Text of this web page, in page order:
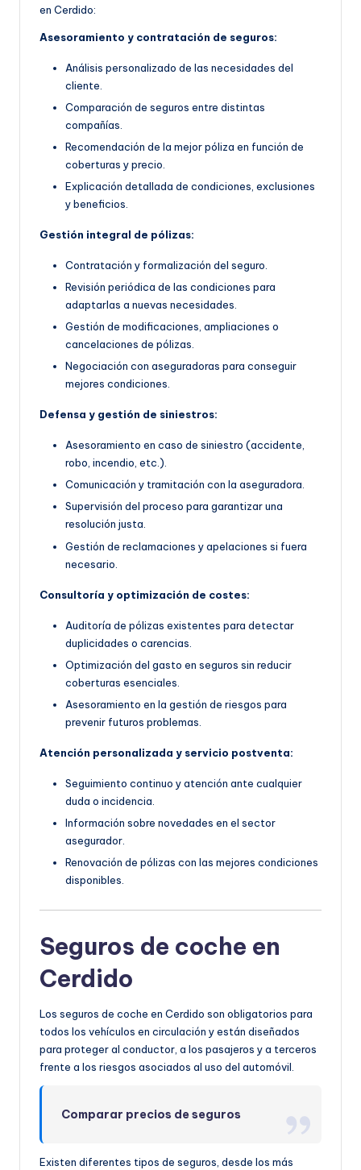
en Cerdido:
Asesoramiento y contratación de seguros:
Análisis personalizado de las necesidades del
cliente.
Comparación de seguros entre distintas
compañías.
Recomendación de la mejor póliza en función de
coberturas y precio.
Explicación detallada de condiciones, exclusiones
y beneficios.
Gestión integral de pólizas:
Contratación y formalización del seguro.
Revisión periódica de las condiciones para
adaptarlas a nuevas necesidades.
Gestión de modificaciones, ampliaciones o
cancelaciones de pólizas.
Negociación con aseguradoras para conseguir
mejores condiciones.
Defensa y gestión de siniestros:
Asesoramiento en caso de siniestro (accidente,
robo, incendio, etc.).
Comunicación y tramitación con la aseguradora.
Supervisión del proceso para garantizar una
resolución justa.
Gestión de reclamaciones y apelaciones si fuera
necesario.
Consultoría y optimización de costes:
Auditoría de pólizas existentes para detectar
duplicidades o carencias.
Optimización del gasto en seguros sin reducir
coberturas esenciales.
Asesoramiento en la gestión de riesgos para
prevenir futuros problemas.
Atención personalizada y servicio postventa:
Seguimiento continuo y atención ante cualquier
duda o incidencia.
Información sobre novedades en el sector
asegurador.
Renovación de pólizas con las mejores condiciones
disponibles.
Seguros de coche en
Cerdido
Los seguros de coche en Cerdido son obligatorios para
todos los vehículos en circulación y están diseñados
para proteger al conductor, a los pasajeros y a terceros
frente a los riesgos asociados al uso del automóvil.
Comparar precios de seguros
Existen diferentes tipos de seguros, desde los más